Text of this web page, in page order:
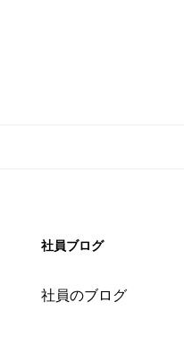
社員ブログ
社員のブログ